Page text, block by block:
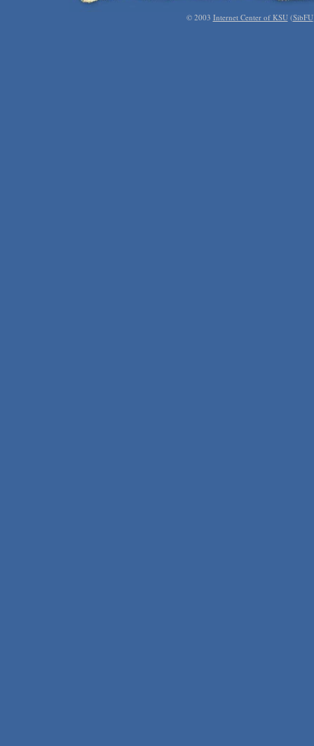
© 2003 Internet Center of KSU(SibFU